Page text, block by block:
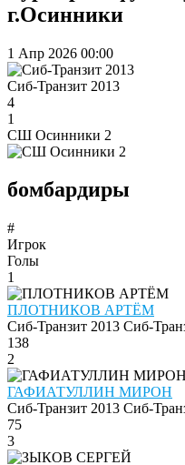
г.Осинники
1 Апр 2026 00:00
Сиб-Транзит 2013
4
1
СШ Осинники 2
бомбардиры
#
Игрок
Голы
1
ПЛОТНИКОВ АРТЁМ
Сиб-Транзит 2013 Сиб-
138
2
ГАФИАТУЛЛИН МИРОН
Сиб-Транзит 2013 Сиб-
75
3